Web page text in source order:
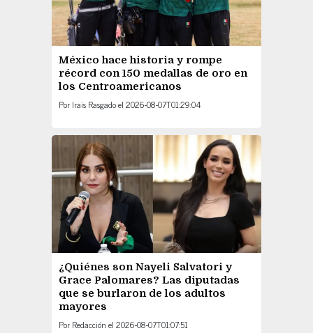
México hace historia y rompe
récord con 150 medallas de oro en
los Centroamericanos
Por Irais Rasgadoel 2026-08-07T01:29:04
¿Quiénes son Nayeli Salvatori y
Grace Palomares? Las diputadas
que se burlaron de los adultos
mayores
Por Redacción el 2026-08-07T01:07:51